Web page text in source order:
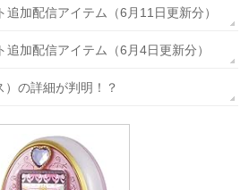
加配信アイテム（6月11日更新分）
加配信アイテム（6月4日更新分）
の詳細が判明！？